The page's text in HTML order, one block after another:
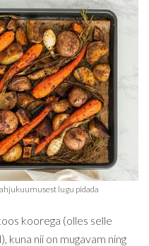
koorega (olles selle
kuna nii on mugavam ning